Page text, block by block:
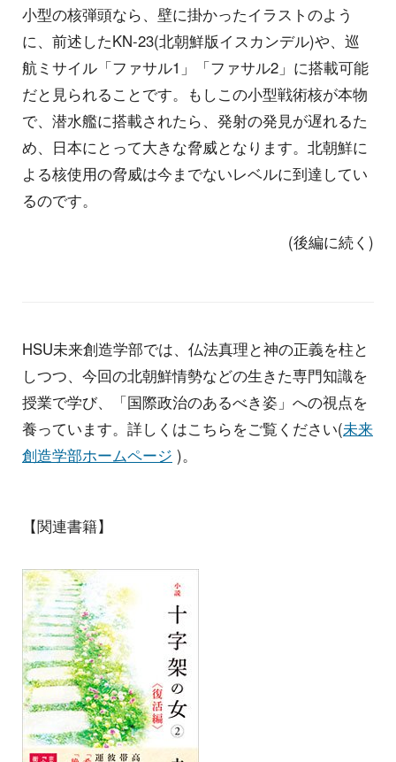
小型の核弾頭なら、壁に掛かったイラストのよう
に、前述したKN-23(北朝鮮版イスカンデル)や、巡
航ミサイル「ファサル1」「ファサル2」に搭載可能
だと見られることです。もしこの小型戦術核が本物
で、潜水艦に搭載されたら、発射の発見が遅れるた
め、日本にとって大きな脅威となります。北朝鮮に
よる核使用の脅威は今までないレベルに到達してい
るのです。
(後編に続く)
HSU未来創造学部では、仏法真理と神の正義を柱と
しつつ、今回の北朝鮮情勢などの生きた専門知識を
授業で学び、「国際政治のあるべき姿」への視点を
養っています。詳しくはこちらをご覧ください(未来
創造学部ホームページ )。
【関連書籍】